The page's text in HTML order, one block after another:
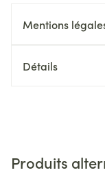
Mentions
Détails
Produits